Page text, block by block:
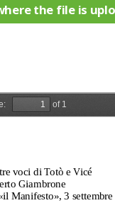
the file is